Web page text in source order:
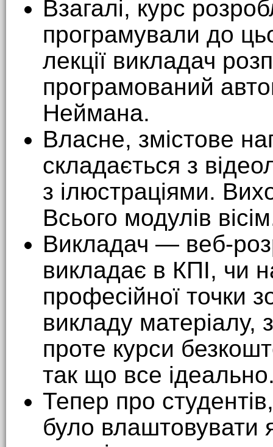
Взагалі, курс
програмували до
лекції викладач
програмований
Неймана.
Власне, змістове
складається з
з ілюстраціями.
Всього модулів
Викладач — веб-
викладає в КПІ, чи
професійної точки
викладу матеріалу,
проте курси
так що все
Тепер про
було влаштовувати